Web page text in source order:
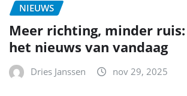
NIEUWS
Meer richting, minder
het nieuws van vandaag
Dries Janssen nov 29, 2025